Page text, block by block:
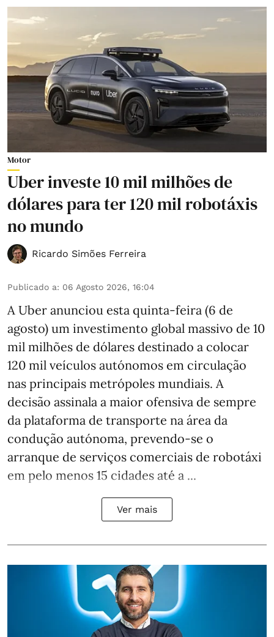
Motor
Uber investe 10 mil milhões de
dólares para ter 120 mil robotáxis
no mundo
Ricardo Simões Ferreira
Publicado a: 06 Agosto 2026, 16:04
A Uber anunciou esta quinta-feira (6 de
agosto) um investimento global massivo de 10
mil milhões de dólares destinado a colocar
120 mil veículos autónomos em circulação
nas principais metrópoles mundiais. A
decisão assinala a maior ofensiva de sempre
da plataforma de transporte na área da
condução autónoma, prevendo-se o
arranque de serviços comerciais de robotáxi
em pelo menos 15 cidades até a ...
Ver mais